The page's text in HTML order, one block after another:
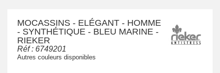
MOCASSINS - ELÉGANT - HOMME
- SYNTHÉTIQUE - BLEU MARINE -
RIEKER
Réf : 6749201
Autres couleurs disponibles